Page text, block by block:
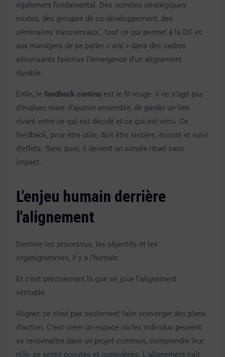
également fondamental. Des comités stratégiques
mixtes, des groupes de co-développement, des
séminaires transversaux… tout ce qui permet à la DG et
aux managers de se parler « vrai » dans des cadres
sécurisants favorise l’émergence d’un alignement
durable.
Enfin, lefeedback continu est le fil rouge. Il ne s’agit pas
d’évaluer, mais d’ajuster ensemble, de garder un lien
vivant entre ce qui est décidé et ce qui est vécu. Ce
feedback, pour être utile, doit être sincère, écouté et suivi
d’effets. Sans quoi, il devient un simple rituel sans
impact.
L'enjeu humain derrière
l'alignement
Derrière les processus, les objectifs et les
organigrammes, il y a l’humain.
Et c’est précisément là que se joue l’alignement
véritable.
Aligner, ce n’est pas seulement faire converger des plans
d’action. C’est créer un espace où les individus peuvent
se reconnaître dans un projet commun, comprendre leur
rôle, se sentir écoutés et considérés. L’alignement naît